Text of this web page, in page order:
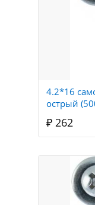
4.2*16
острый
₽ 262